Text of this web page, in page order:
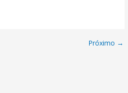
Próximo →